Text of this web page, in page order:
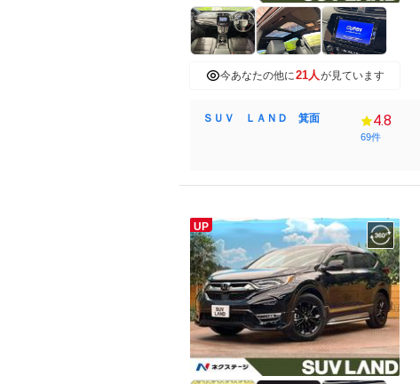
今あなたの他に21人が見ています
ＳＵＶ ＬＡＮＤ 箕面 4.8
69件
UP